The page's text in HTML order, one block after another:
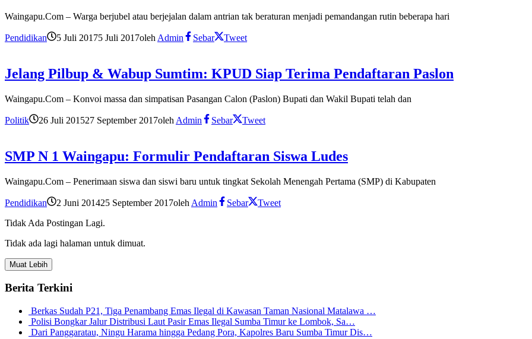
Waingapu.Com – Warga berjubel atau berjejalan dalam antrian tak beraturan menjadi pemandangan rutin beberapa hari
Pendidikan 5 Juli 20175 Juli 2017oleh Admin Sebar Tweet
Jelang Pilbup & Wabup Sumtim: KPUD Siap Terima Pendaftaran Paslon
Waingapu.Com – Konvoi massa dan simpatisan Pasangan Calon (Paslon) Bupati dan Wakil Bupati telah dan
Politik 26 Juli 201527 September 2017oleh Admin Sebar Tweet
SMP N 1 Waingapu: Formulir Pendaftaran Siswa Ludes
Waingapu.Com – Penerimaan siswa dan siswi baru untuk tingkat Sekolah Menengah Pertama (SMP) di Kabupaten
Pendidikan 2 Juni 201425 September 2017oleh Admin Sebar
Tweet
Tidak Ada Postingan Lagi.
Tidak ada lagi halaman untuk dimuat.
Muat Lebih
Berita Terkini
Berkas Sudah P21, Tiga Penambang Emas Ilegal di Kawasan Taman Nasional Matalawa …
Polisi Bongkar Jalur Distribusi Laut Pasir Emas Ilegal Sumba Timur ke Lombok, Sa…
Dari Panggaratau, Ningu Harama hingga Pedang Pora, Kapolres Baru Sumba Timur Dis…